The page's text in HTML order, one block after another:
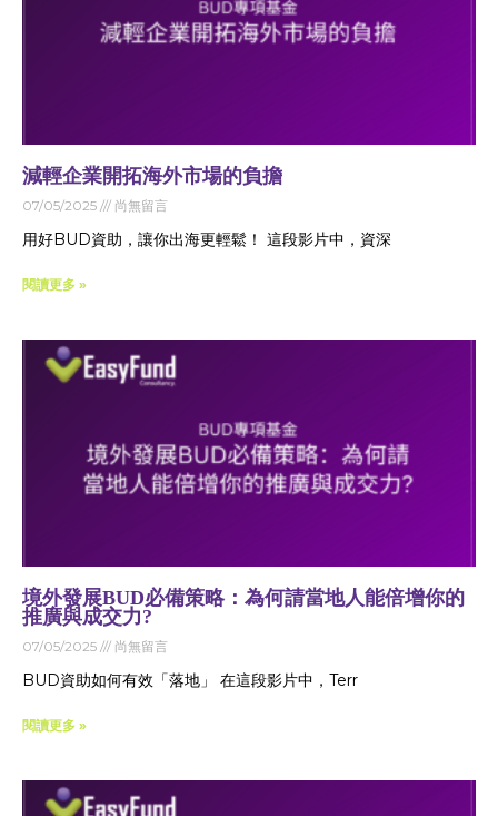
減輕企業開拓海外市場的負擔
07/05/2025 尚無留言
用好BUD資助，讓你出海更輕鬆！ 這段影片中，資深
閱讀更多 »
境外發展BUD必備策略：為何請當地人能倍增你的
推廣與成交力?
07/05/2025 尚無留言
BUD資助如何有效「落地」 在這段影片中，Terr
閱讀更多 »